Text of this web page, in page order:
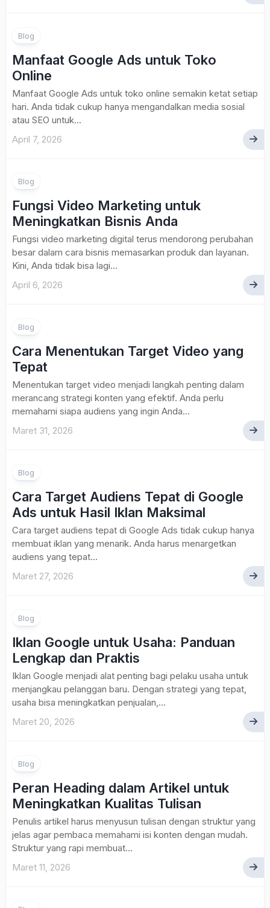
Blog
Manfaat Google Ads untuk Toko
Online
Manfaat Google Ads untuk toko online semakin ketat setiap
hari. Anda tidak cukup hanya mengandalkan media sosial
atau SEO untuk...
April 7, 2026
Blog
Fungsi Video Marketing untuk
Meningkatkan Bisnis Anda
Fungsi video marketing digital terus mendorong perubahan
besar dalam cara bisnis memasarkan produk dan layanan.
Kini, Anda tidak bisa lagi...
April 6, 2026
Blog
Cara Menentukan Target Video yang
Tepat
Menentukan target video menjadi langkah penting dalam
merancang strategi konten yang efektif. Anda perlu
memahami siapa audiens yang ingin Anda...
Maret 31, 2026
Blog
Cara Target Audiens Tepat di Google
Ads untuk Hasil Iklan Maksimal
Cara target audiens tepat di Google Ads tidak cukup hanya
membuat iklan yang menarik. Anda harus menargetkan
audiens yang tepat...
Maret 27, 2026
Blog
Iklan Google untuk Usaha: Panduan
Lengkap dan Praktis
Iklan Google menjadi alat penting bagi pelaku usaha untuk
menjangkau pelanggan baru. Dengan strategi yang tepat,
usaha bisa meningkatkan penjualan,...
Maret 20, 2026
Blog
Peran Heading dalam Artikel untuk
Meningkatkan Kualitas Tulisan
Penulis artikel harus menyusun tulisan dengan struktur yang
jelas agar pembaca memahami isi konten dengan mudah.
Struktur yang rapi membuat...
Maret 11, 2026